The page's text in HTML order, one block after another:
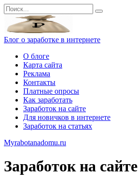
Перейти
к
контенту
Search
for:
Блог о заработке в интернете
О блоге
Карта сайта
Реклама
Контакты
Платные опросы
Как заработать
Заработок на сайте
Для новичков в интернете
Заработок на статьях
Myrabotanadomu.ru
Заработок на сайте